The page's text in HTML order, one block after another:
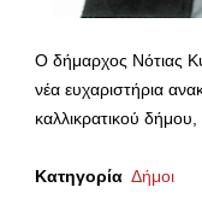
Ο δήμαρχος Νότιας
νέα ευχαριστήρια
καλλικρατικού
Κατηγορία Δήμοι